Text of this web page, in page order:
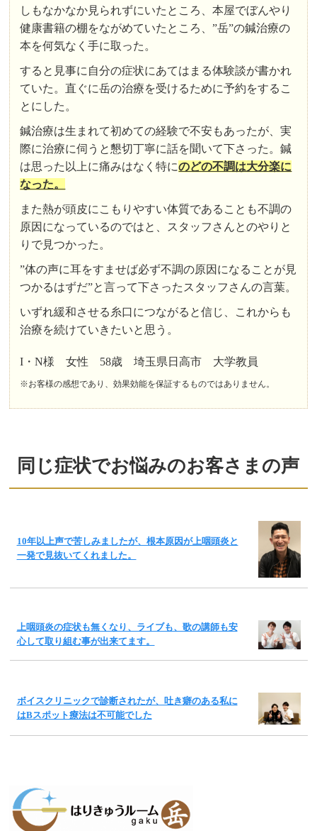
しもなかなか見られずにいたところ、本屋でぼんやり
健康書籍の棚をながめていたところ、”岳”の鍼治療の
本を何気なく手に取った。
すると見事に自分の症状にあてはまる体験談が書かれ
ていた。直ぐに岳の治療を受けるために予約をするこ
とにした。
鍼治療は生まれて初めての経験で不安もあったが、実
際に治療に伺うと懇切丁寧に話を聞いて下さった。鍼
は思った以上に痛みはなく特にのどの不調は大分楽に
なった。
また熱が頭皮にこもりやすい体質であることも不調の
原因になっているのではと、スタッフさんとのやりと
りで見つかった。
”体の声に耳をすませば必ず不調の原因になることが見
つかるはずだ”と言って下さったスタッフさんの言葉。
いずれ緩和させる糸口につながると信じ、これからも
治療を続けていきたいと思う。
I・N様 女性 58歳 埼玉県日高市 大学教員
※お客様の感想であり、効果効能を保証するものではありません。
同じ症状でお悩みのお客さまの声
10年以上声で苦しみましたが、根本原因が上咽頭炎と
一発で見抜いてくれました。
上咽頭炎の症状も無くなり、ライブも、歌の講師も安
心して取り組む事が出来てます。
ボイスクリニックで診断されたが、吐き癖のある私に
はBスポット療法は不可能でした